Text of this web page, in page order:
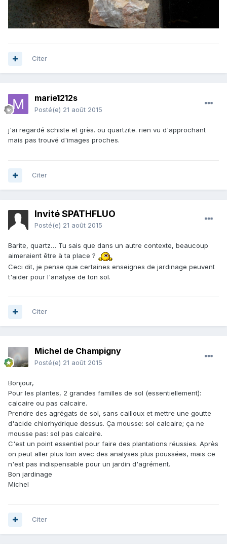
Citer
marie1212s
Posté(e) 21 août 2015
j'ai regardé schiste et grès. ou quartzite. rien vu d'approchant
mais pas trouvé d'images proches.
Citer
Invité SPATHFLUO
Posté(e) 21 août 2015
Barite, quartz… Tu sais que dans un autre contexte, beaucoup
aimeraient être à ta place ?
Ceci dit, je pense que certaines enseignes de jardinage peuvent
t'aider pour l'analyse de ton sol.
Citer
Michel de Champigny
Posté(e) 21 août 2015
Bonjour,
Pour les plantes, 2 grandes familles de sol (essentiellement):
calcaire ou pas calcaire.
Prendre des agrégats de sol, sans cailloux et mettre une goutte
d'acide chlorhydrique dessus. Ça mousse: sol calcaire; ça ne
mousse pas: sol pas calcaire.
C'est un point essentiel pour faire des plantations réussies. Après
on peut aller plus loin avec des analyses plus poussées, mais ce
n'est pas indispensable pour un jardin d'agrément.
Bon jardinage
Michel
Citer